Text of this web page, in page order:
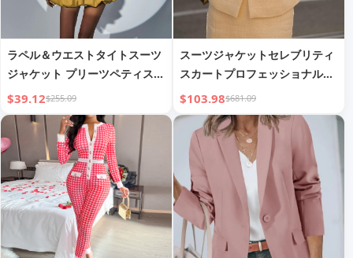
ラペル＆ウエストタイトスーツ
ジャケット プリーツペティスカ
ート ツーピーススーツ
$39.12$255.09
スーツジャケットセレブリティ
スカートプロフェッショナルス
ーツ
$103.98$681.09